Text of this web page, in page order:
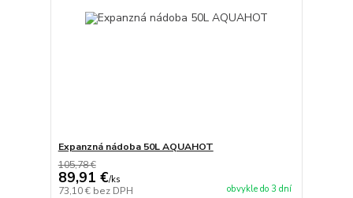
Expanzná nádoba 50L AQUAHOT
105,78 €
89,91 €/ks
73,10 € bez DPH obvykle do 3 dní